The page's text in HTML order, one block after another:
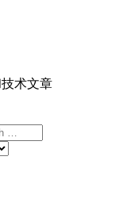
术文章